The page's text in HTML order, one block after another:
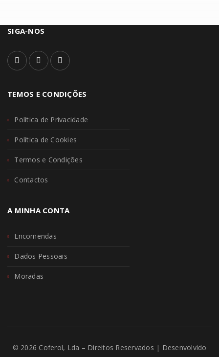
SIGA-NOS
TEMOS E CONDIÇÕES
Política de Privacidade
Política de Cookies
Termos e Condições
Contactos
A MINHA CONTA
Encomendas
Dados Pessoais
Moradas
© 2026 Coferol, Lda – Direitos Reservados | Desenvolvido